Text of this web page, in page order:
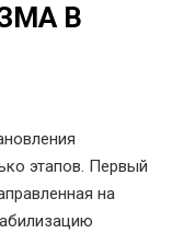
В
этапов. Первый
на